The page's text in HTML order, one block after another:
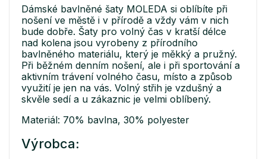
Dámské bavlněné šaty MOLEDA si oblíbíte při
nošení ve městě i v přírodě a vždy vám v nich
bude dobře. Šaty pro volný čas v kratší délce
nad kolena jsou vyrobeny z přírodního
bavlněného materiálu, který je měkký a pružný.
Při běžném denním nošení, ale i při sportování a
aktivním trávení volného času, místo a způsob
využití je jen na vás. Volný střih je vzdušný a
skvěle sedí a u zákaznic je velmi oblíbený.
Materiál: 70% bavlna, 30% polyester
Výrobca: